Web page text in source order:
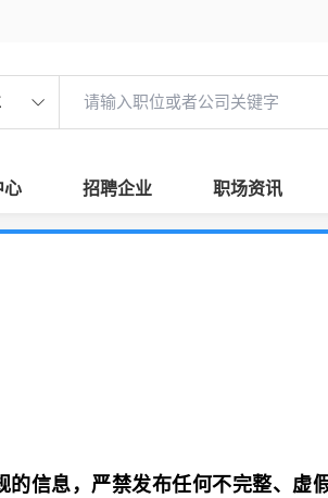
心 招聘企业 职场资讯
信息，严禁发布任何不完整、虚